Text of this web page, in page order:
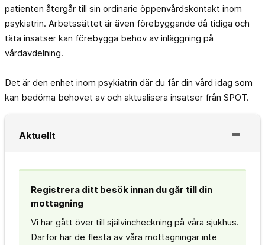
patienten återgår till sin ordinarie öppenvårdskontakt inom
psykiatrin. Arbetssättet är även förebyggande då tidiga och
täta insatser kan förebygga behov av inläggning på
vårdavdelning.
Det är den enhet inom psykiatrin där du får din vård idag som
kan bedöma behovet av och aktualisera insatser från SPOT.
Aktuellt
Registrera ditt besök innan du går till din
mottagning
Vi har gått över till självincheckning på våra sjukhus.
Därför har de flesta av våra mottagningar inte